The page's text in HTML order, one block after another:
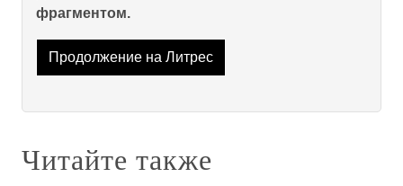
фрагментом.
Продолжение на Литрес
Читайте также